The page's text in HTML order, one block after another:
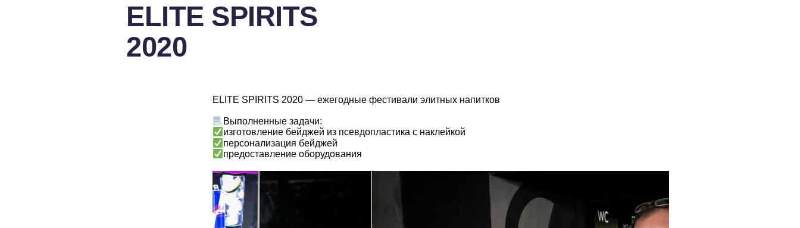
ELITE SPIRITS
2020
ELITE SPIRITS 2020 — ежегодные фестивали элитных напитков
Выполненные задачи:
изготовление бейджей из псевдопластика с наклейкой
персонализация бейджей
предоставление оборудования